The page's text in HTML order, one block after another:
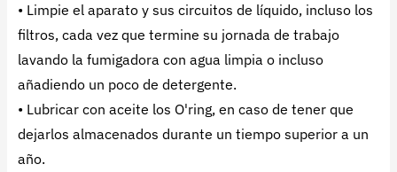
• Limpie el aparato y sus circuitos de líquido, incluso los
filtros, cada vez que termine su jornada de trabajo
lavando la fumigadora con agua limpia o incluso
añadiendo un poco de detergente.
• Lubricar con aceite los O'ring, en caso de tener que
dejarlos almacenados durante un tiempo superior a un
año.